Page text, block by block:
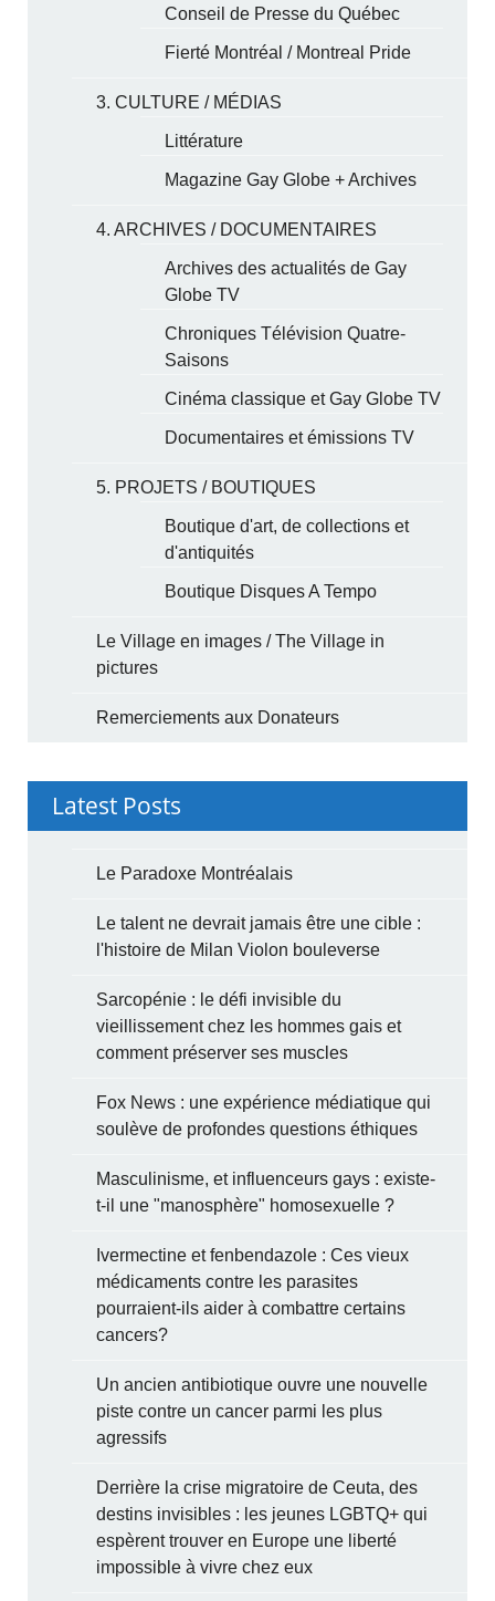
Conseil de Presse du Québec
Fierté Montréal / Montreal Pride
3. CULTURE / MÉDIAS
Littérature
Magazine Gay Globe + Archives
4. ARCHIVES / DOCUMENTAIRES
Archives des actualités de Gay
Globe TV
Chroniques Télévision Quatre-
Saisons
Cinéma classique et Gay Globe TV
Documentaires et émissions TV
5. PROJETS / BOUTIQUES
Boutique d'art, de collections et
d'antiquités
Boutique Disques A Tempo
Le Village en images / The Village in
pictures
Remerciements aux Donateurs
Latest Posts
Le Paradoxe Montréalais
Le talent ne devrait jamais être une cible :
l'histoire de Milan Violon bouleverse
Sarcopénie : le défi invisible du
vieillissement chez les hommes gais et
comment préserver ses muscles
Fox News : une expérience médiatique qui
soulève de profondes questions éthiques
Masculinisme, et influenceurs gays : existe-
t-il une "manosphère" homosexuelle ?
Ivermectine et fenbendazole : Ces vieux
médicaments contre les parasites
pourraient-ils aider à combattre certains
cancers?
Un ancien antibiotique ouvre une nouvelle
piste contre un cancer parmi les plus
agressifs
Derrière la crise migratoire de Ceuta, des
destins invisibles : les jeunes LGBTQ+ qui
espèrent trouver en Europe une liberté
impossible à vivre chez eux